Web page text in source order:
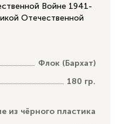
Войне 1941-
Отечественной
Флок (Бархат)
180 гр.
из чёрного пластика